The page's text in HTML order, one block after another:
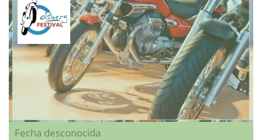
Fecha desconocida